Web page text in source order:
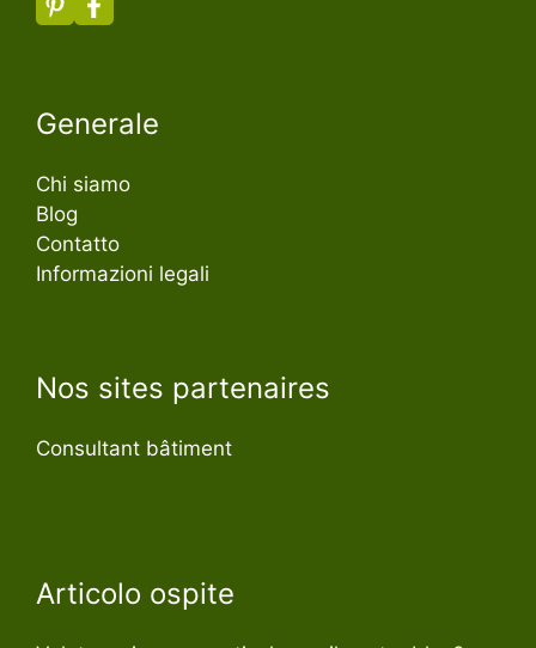
Generale
Chi siamo
Blog
Contatto
Informazioni legali
Nos sites partenaires
Consultant bâtiment
Articolo ospite